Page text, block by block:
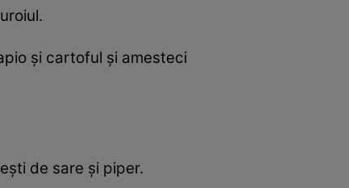
și cartoful și amesteci
de sare și piper.